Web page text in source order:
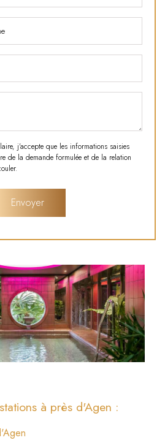
j'accepte que les informations saisies
de la demande formulée et de la relation
à près d'Agen :